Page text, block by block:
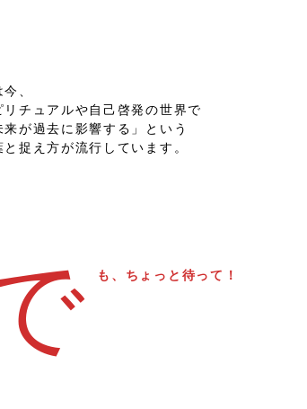
、
リチュアルや自己啓発の世界で
来が過去に影響する」という
と捉え方が流行しています。
も、ちょっと待って！